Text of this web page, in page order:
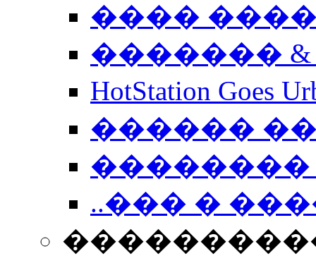
����
�������
HotStation
������
��������
..��� �
����������